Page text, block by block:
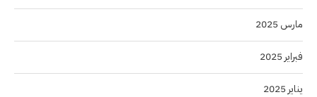
مارس 2025
فبراير 2025
يناير 2025